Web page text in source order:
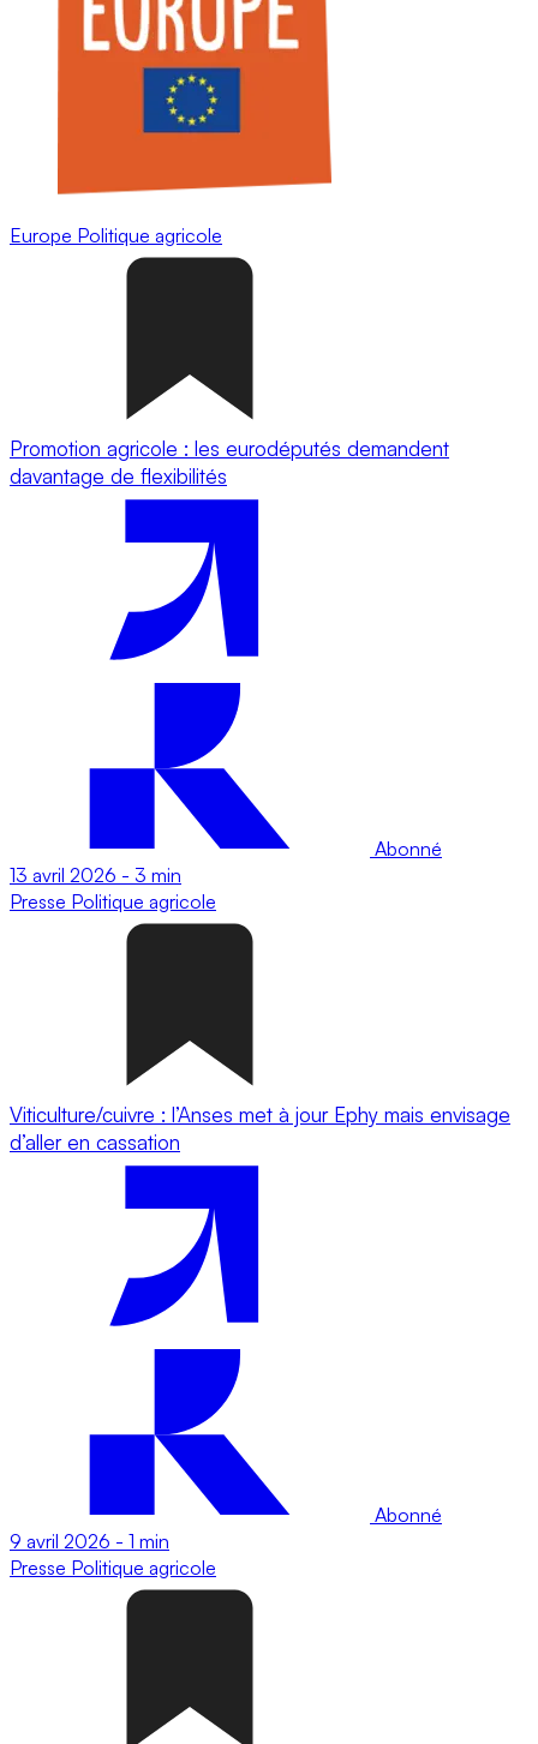
Europe Politique agricole
Promotion agricole : les eurodéputés demandent
davantage de flexibilités
Abonné
13 avril 2026 - 3 min
Presse Politique agricole
Viticulture/cuivre : l’Anses met à jour Ephy mais envisage
d’aller en cassation
Abonné
9 avril 2026 - 1 min
Presse Politique agricole